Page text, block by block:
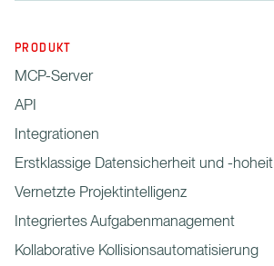
PRODUKT
MCP-Server
API
Integrationen
Erstklassige Datensicherheit und -hoheit
Vernetzte Projektintelligenz
Integriertes Aufgabenmanagement
Kollaborative Kollisionsautomatisierung